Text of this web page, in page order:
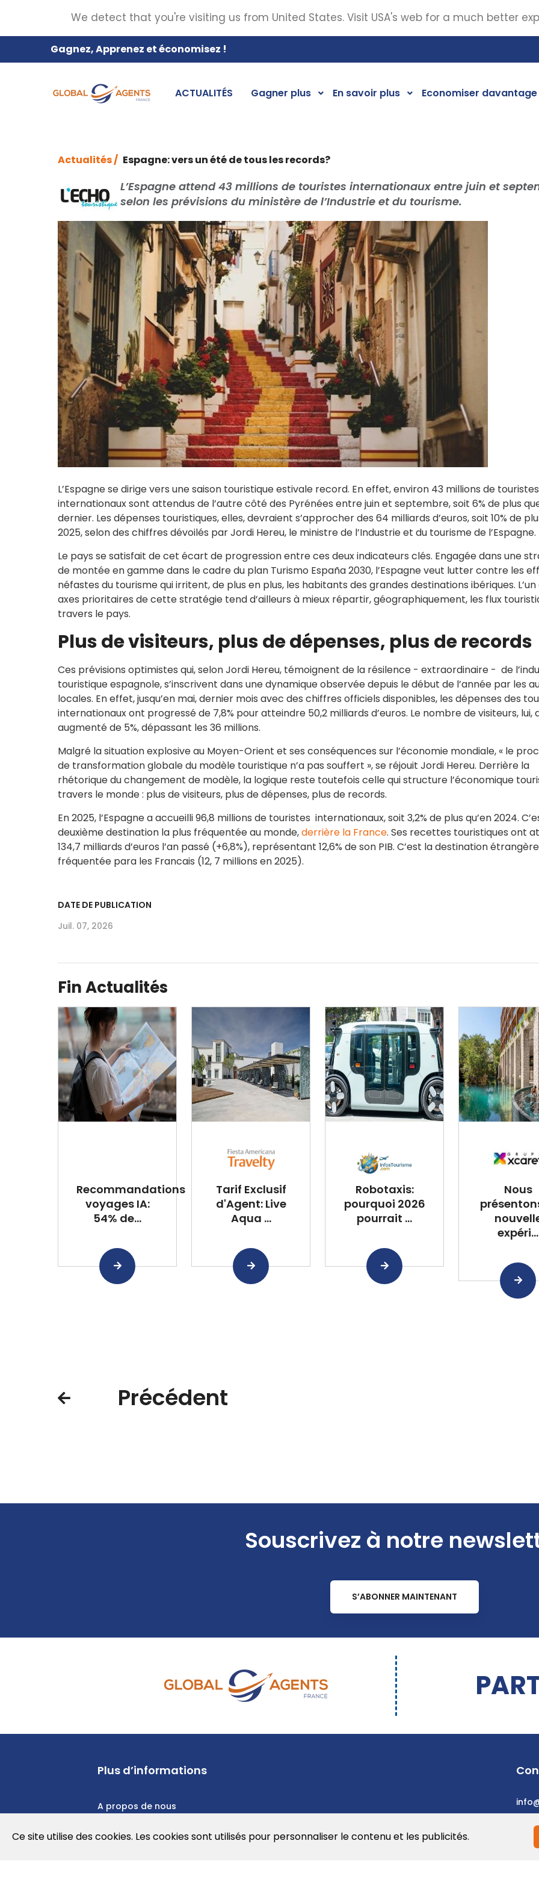
Gagnez, Apprenez et économisez !
ACTUALITÉS Gagner plus En savoir plus Economiser davantage
Actualités / Espagne: vers un été de tous les records?
L’Espagne attend 43 millions de touristes internationaux entre juin et
selon les prévisions du ministère de l’Industrie et du tourisme.
L’Espagne se dirige vers une saison touristique estivale record. En effet, environ 43 millions de touristes
internationaux sont attendus de l’autre côté des Pyrénées entre juin et septembre, soit 6% de plus
dernier. Les dépenses touristiques, elles, devraient s’approcher des 64 milliards d’euros, soit 10% de
2025, selon des chiffres dévoilés par Jordi Hereu, le ministre de l’Industrie et du tourisme de l’Espagne.
Le pays se satisfait de cet écart de progression entre ces deux indicateurs clés. Engagée dans une
de montée en gamme dans le cadre du plan Turismo España 2030, l’Espagne veut lutter contre les
néfastes du tourisme qui irritent, de plus en plus, les habitants des grandes destinations ibériques. L’un
axes prioritaires de cette stratégie tend d’ailleurs à mieux répartir, géographiquement, les flux
travers le pays.
Plus de visiteurs, plus de dépenses, plus de records
Ces prévisions optimistes qui, selon Jordi Hereu, témoignent de la résilence - extraordinaire - de
touristique espagnole, s’inscrivent dans une dynamique observée depuis le début de l’année par les
locales. En effet, jusqu’en mai, dernier mois avec des chiffres officiels disponibles, les dépenses des
internationaux ont progressé de 7,8% pour atteindre 50,2 milliards d’euros. Le nombre de visiteurs, lui,
augmenté de 5%, dépassant les 36 millions.
Malgré la situation explosive au Moyen-Orient et ses conséquences sur l’économie mondiale, « le
de transformation globale du modèle touristique n’a pas souffert », se réjouit Jordi Hereu. Derrière la
rhétorique du changement de modèle, la logique reste toutefois celle qui structure l’économique
travers le monde : plus de visiteurs, plus de dépenses, plus de records.
En 2025, l’Espagne a accueilli 96,8 millions de touristes internationaux, soit 3,2% de plus qu’en 2024.
deuxième destination la plus fréquentée au monde,derrière la France. Ses recettes touristiques ont
134,7 milliards d’euros l’an passé (+6,8%), représentant 12,6% de son PIB. C’est la destination
fréquentée para les Francais (12, 7 millions en 2025).
DATE DE PUBLICATION
Juil. 07, 2026
Fin Actualités
Recommandations
voyages IA:
54% de...
Tarif Exclusif
d'Agent: Live
Aqua ...
Robotaxis:
pourquoi 2026
pourrait ...
Nous
expéri...
Précédent
Souscrivez à notre
S’ABONNER MAINTENANT
Plus d’informations
A propos de nous
Politique de confidentialité
Ce site utilise des cookies. Les cookies sont utilisés pour personnaliser le contenu et les publicités.
We detect that you're visiting us from United States. Visit USA's web for a much better